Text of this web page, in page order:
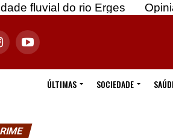
rio Erges Opinião: Gozar
ÚLTIMAS
SOCIEDADE